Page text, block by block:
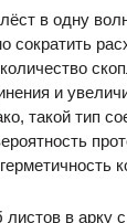
в одну
сократить
и
такой тип
листов в